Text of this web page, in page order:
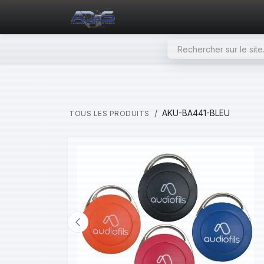
TOUS LES PRODUITS AKU-BA441-BLEU